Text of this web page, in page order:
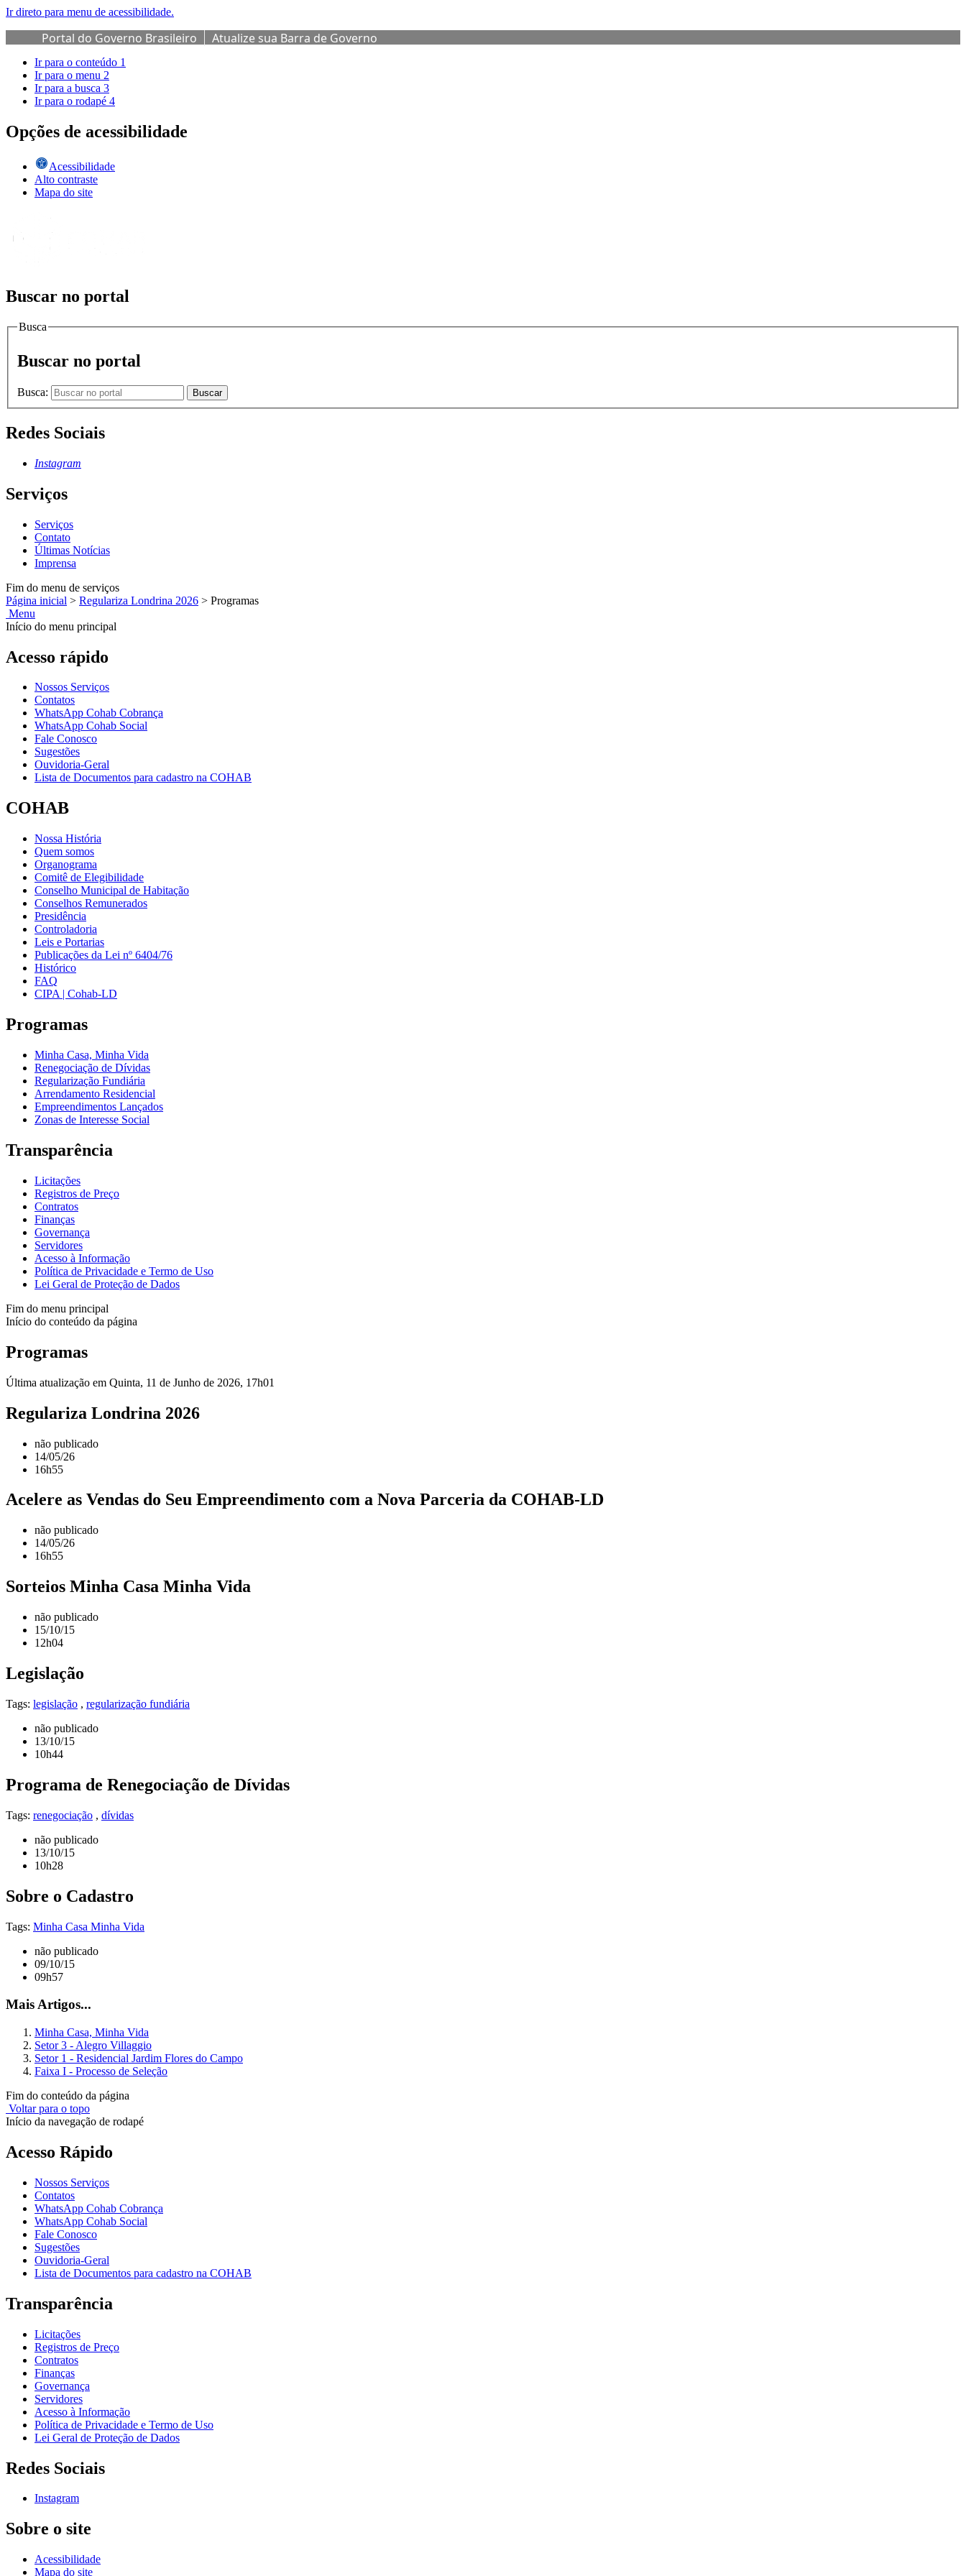
Ir direto para menu de acessibilidade.
Portal do Governo Brasileiro Atualize sua Barra de Governo
Ir para o conteúdo 1
Ir para o menu 2
Ir para a busca 3
Ir para o rodapé 4
Opções de acessibilidade
Acessibilidade
Alto contraste
Mapa do site
Buscar no portal
Busca
Buscar no portal
Busca: Buscar
Redes Sociais
Instagram
Serviços
Serviços
Contato
Últimas Notícias
Imprensa
Fim do menu de serviços
Página inicial > Regulariza Londrina 2026 > Programas
Menu
Início do menu principal
Acesso rápido
Nossos Serviços
Contatos
WhatsApp Cohab Cobrança
WhatsApp Cohab Social
Fale Conosco
Sugestões
Ouvidoria-Geral
Lista de Documentos para cadastro na COHAB
COHAB
Nossa História
Quem somos
Organograma
Comitê de Elegibilidade
Conselho Municipal de Habitação
Conselhos Remunerados
Presidência
Controladoria
Leis e Portarias
Publicações da Lei nº 6404/76
Histórico
FAQ
CIPA | Cohab-LD
Programas
Minha Casa, Minha Vida
Renegociação de Dívidas
Regularização Fundiária
Arrendamento Residencial
Empreendimentos Lançados
Zonas de Interesse Social
Transparência
Licitações
Registros de Preço
Contratos
Finanças
Governança
Servidores
Acesso à Informação
Política de Privacidade e Termo de Uso
Lei Geral de Proteção de Dados
Fim do menu principal
Início do conteúdo da página
Programas
Última atualização em Quinta, 11 de Junho de 2026, 17h01
Regulariza Londrina 2026
não publicado
14/05/26
16h55
Acelere as Vendas do Seu Empreendimento com a Nova Parceria da COHAB-LD
não publicado
14/05/26
16h55
Sorteios Minha Casa Minha Vida
não publicado
15/10/15
12h04
Legislação
Tags: legislação , regularização fundiária
não publicado
13/10/15
10h44
Programa de Renegociação de Dívidas
Tags: renegociação , dívidas
não publicado
13/10/15
10h28
Sobre o Cadastro
Tags: Minha Casa Minha Vida
não publicado
09/10/15
09h57
Mais Artigos...
Minha Casa, Minha Vida
Setor 3 - Alegro Villaggio
Setor 1 - Residencial Jardim Flores do Campo
Faixa I - Processo de Seleção
Fim do conteúdo da página
Voltar para o topo
Início da navegação de rodapé
Acesso Rápido
Nossos Serviços
Contatos
WhatsApp Cohab Cobrança
WhatsApp Cohab Social
Fale Conosco
Sugestões
Ouvidoria-Geral
Lista de Documentos para cadastro na COHAB
Transparência
Licitações
Registros de Preço
Contratos
Finanças
Governança
Servidores
Acesso à Informação
Política de Privacidade e Termo de Uso
Lei Geral de Proteção de Dados
Redes Sociais
Instagram
Sobre o site
Acessibilidade
Mapa do site